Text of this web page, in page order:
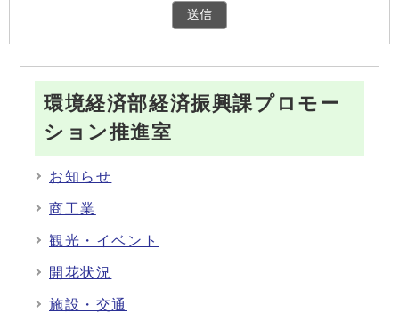
環境経済部経済振興課プロモー
ション推進室
お知らせ
商工業
観光・イベント
開花状況
施設・交通